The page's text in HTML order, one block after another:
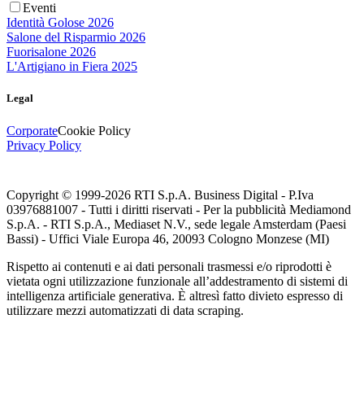
Eventi
Identità Golose 2026
Salone del Risparmio 2026
Fuorisalone 2026
L'Artigiano in Fiera 2025
Legal
CorporateCookie Policy
Privacy Policy
Copyright © 1999-2026 RTI S.p.A. Business Digital - P.Iva
03976881007 - Tutti i diritti riservati - Per la pubblicità Mediamond
S.p.A. - RTI S.p.A., Mediaset N.V., sede legale Amsterdam (Paesi
Bassi) - Uffici Viale Europa 46, 20093 Cologno Monzese (MI)
Rispetto ai contenuti e ai dati personali trasmessi e/o riprodotti è
vietata ogni utilizzazione funzionale all’addestramento di sistemi di
intelligenza artificiale generativa. È altresì fatto divieto espresso di
utilizzare mezzi automatizzati di data scraping.